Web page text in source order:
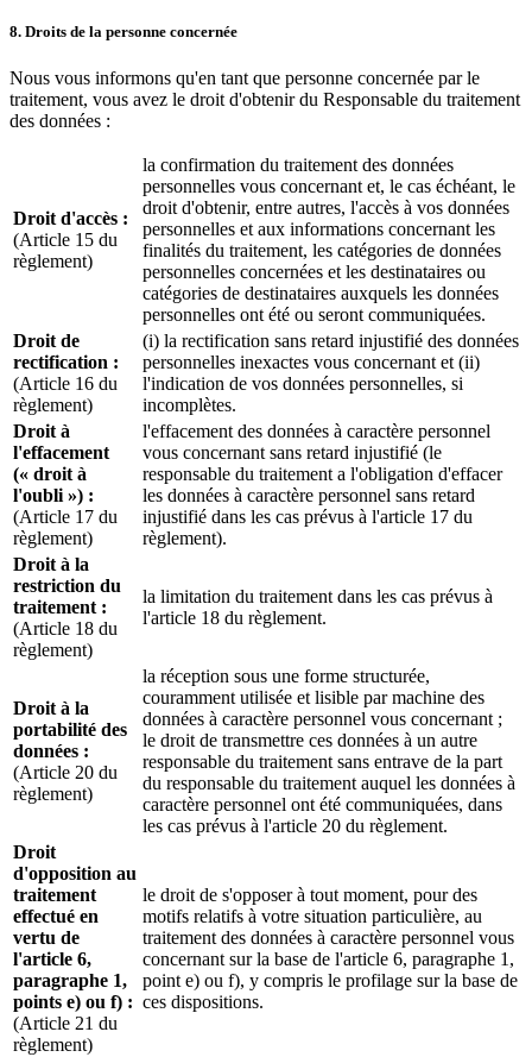
8. Droits de la personne concernée
Nous vous informons qu'en tant que personne concernée par le
traitement, vous avez le droit d'obtenir du Responsable du traitement
des données :
Droit d'accès :
(Article 15 du
règlement)
la confirmation du traitement des données
personnelles vous concernant et, le cas échéant, le
droit d'obtenir, entre autres, l'accès à vos données
personnelles et aux informations concernant les
finalités du traitement, les catégories de données
personnelles concernées et les destinataires ou
catégories de destinataires auxquels les données
personnelles ont été ou seront communiquées.
Droit de
rectification :
(Article 16 du
règlement)
(i) la rectification sans retard injustifié des données
personnelles inexactes vous concernant et (ii)
l'indication de vos données personnelles, si
incomplètes.
Droit à
l'effacement
(« droit à
l'oubli ») :
(Article 17 du
règlement)
l'effacement des données à caractère personnel
vous concernant sans retard injustifié (le
responsable du traitement a l'obligation d'effacer
les données à caractère personnel sans retard
injustifié dans les cas prévus à l'article 17 du
règlement).
Droit à la
restriction du
traitement :
(Article 18 du
règlement)
la limitation du traitement dans les cas prévus à
l'article 18 du règlement.
Droit à la
portabilité des
données :
(Article 20 du
règlement)
la réception sous une forme structurée,
couramment utilisée et lisible par machine des
données à caractère personnel vous concernant ;
le droit de transmettre ces données à un autre
responsable du traitement sans entrave de la part
du responsable du traitement auquel les données à
caractère personnel ont été communiquées, dans
les cas prévus à l'article 20 du règlement.
Droit
d'opposition au
traitement
effectué en
vertu de
l'article 6,
paragraphe 1,
points e) ou f) :
(Article 21 du
règlement)
le droit de s'opposer à tout moment, pour des
motifs relatifs à votre situation particulière, au
traitement des données à caractère personnel vous
concernant sur la base de l'article 6, paragraphe 1,
point e) ou f), y compris le profilage sur la base de
ces dispositions.